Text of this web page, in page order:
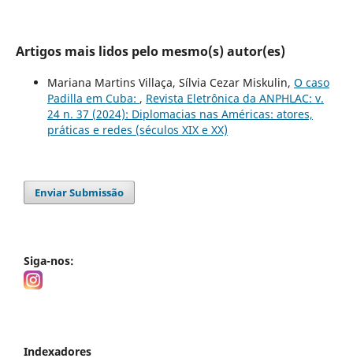
Artigos mais lidos pelo mesmo(s) autor(es)
Mariana Martins Villaça, Sílvia Cezar Miskulin, O caso
Padilla em Cuba: , Revista Eletrônica da ANPHLAC: v.
24 n. 37 (2024): Diplomacias nas Américas: atores,
práticas e redes (séculos XIX e XX)
Enviar Submissão
Siga-nos:
Indexadores